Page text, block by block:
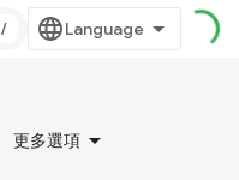
/
更多選項